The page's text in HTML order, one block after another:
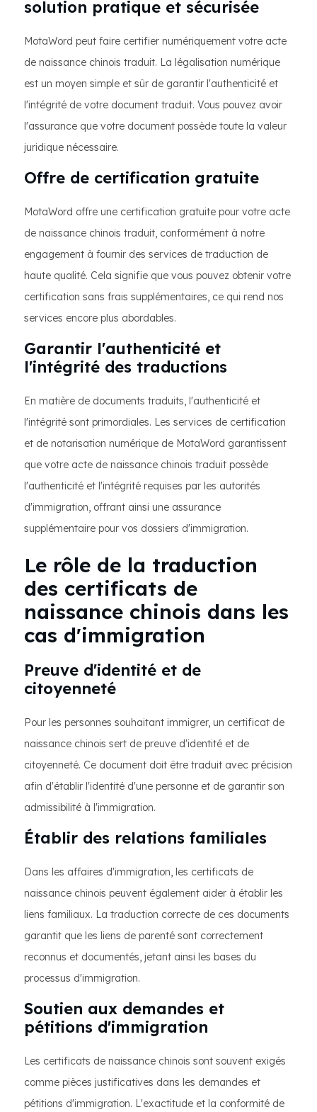
solution pratique et sécurisée
MotaWord peut faire certifier numériquement votre acte
de naissance chinois traduit. La légalisation numérique
est un moyen simple et sûr de garantir l'authenticité et
l'intégrité de votre document traduit. Vous pouvez avoir
l'assurance que votre document possède toute la valeur
juridique nécessaire.
Offre de certification gratuite
MotaWord offre une certification gratuite pour votre acte
de naissance chinois traduit, conformément à notre
engagement à fournir des services de traduction de
haute qualité. Cela signifie que vous pouvez obtenir votre
certification sans frais supplémentaires, ce qui rend nos
services encore plus abordables.
Garantir l'authenticité et
l'intégrité des traductions
En matière de documents traduits, l'authenticité et
l'intégrité sont primordiales. Les services de certification
et de notarisation numérique de MotaWord garantissent
que votre acte de naissance chinois traduit possède
l'authenticité et l'intégrité requises par les autorités
d'immigration, offrant ainsi une assurance
supplémentaire pour vos dossiers d'immigration.
Le rôle de la traduction
des certificats de
naissance chinois dans les
cas d'immigration
Preuve d'identité et de
citoyenneté
Pour les personnes souhaitant immigrer, un certificat de
naissance chinois sert de preuve d'identité et de
citoyenneté. Ce document doit être traduit avec précision
afin d'établir l'identité d'une personne et de garantir son
admissibilité à l'immigration.
Établir des relations familiales
Dans les affaires d'immigration, les certificats de
naissance chinois peuvent également aider à établir les
liens familiaux. La traduction correcte de ces documents
garantit que les liens de parenté sont correctement
reconnus et documentés, jetant ainsi les bases du
processus d'immigration.
Soutien aux demandes et
pétitions d'immigration
Les certificats de naissance chinois sont souvent exigés
comme pièces justificatives dans les demandes et
pétitions d'immigration. L'exactitude et la conformité de